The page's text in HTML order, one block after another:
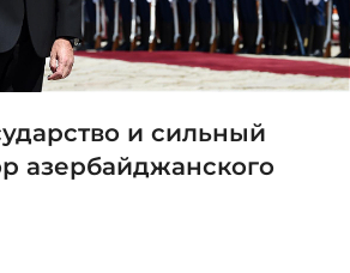
и сильный
азербайджанского